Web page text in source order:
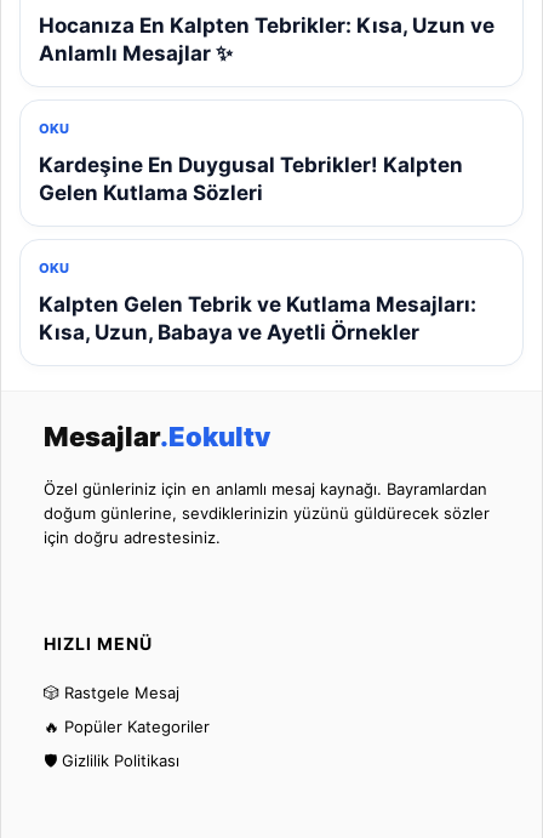
Hocanıza En Kalpten Tebrikler: Kısa, Uzun ve
Anlamlı Mesajlar ✨
OKU
Kardeşine En Duygusal Tebrikler! Kalpten
Gelen Kutlama Sözleri
OKU
Kalpten Gelen Tebrik ve Kutlama Mesajları:
Kısa, Uzun, Babaya ve Ayetli Örnekler
Mesajlar.Eokultv
Özel günleriniz için en anlamlı mesaj kaynağı. Bayramlardan
doğum günlerine, sevdiklerinizin yüzünü güldürecek sözler
için doğru adrestesiniz.
HIZLI MENÜ
🎲 Rastgele Mesaj
🔥 Popüler Kategoriler
🛡️ Gizlilik Politikası